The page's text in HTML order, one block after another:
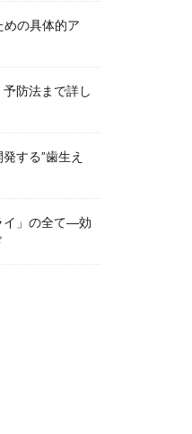
めの具体的ア
防法まで詳し
する”歯生え
イ」の全て―効